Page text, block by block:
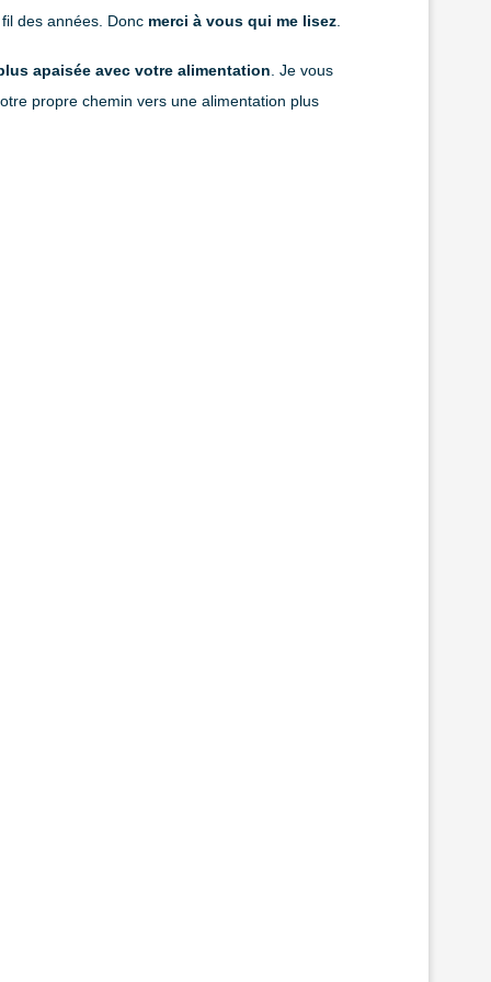
des années. Donc merci à vous qui me lisez.
apaisée avec votre alimentation. Je vous
propre chemin vers une alimentation plus